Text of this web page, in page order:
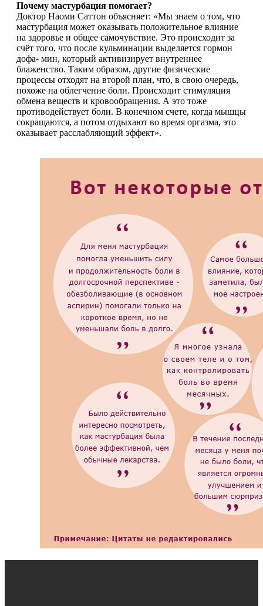
Почему мастурбация помогает?
Доктор Наоми Саттон объясняет: «Мы знаем о том, что
мастурбация может оказывать положительное влияние
на здоровье и общее самочувствие. Это происходит за
счёт того, что после кульминации выделяется гормон
дофа- мин, который активизирует внутреннее
блаженство. Таким образом, другие физические
процессы отходят на второй план, что, в свою очередь,
похоже на облегчение боли. Происходит стимуляция
обмена веществ и кровообращения. А это тоже
противодействует боли. В конечном счете, когда мышцы
сокращаются, а потом отдыхают во время оргазма, это
оказывает расслабляющий эффект».